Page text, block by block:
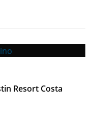
Resort Costa